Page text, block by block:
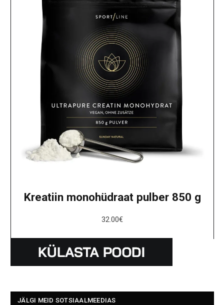
Kreatiin monohüdraat pulber 850 g
32.00€
JÄLGI MEID SOTSIAALMEEDIAS